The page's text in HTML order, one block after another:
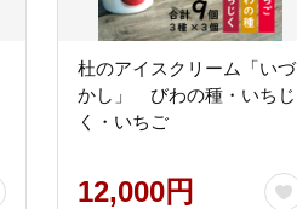
杜のアイスクリーム「いづ
かし」 びわの種・いちじ
く・いちご
12,000円